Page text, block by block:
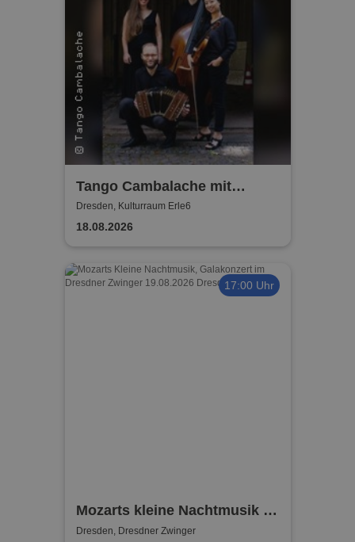
Tango Cambalache mit
Milonga Los Puentes
Dresden, Kulturraum Erle6
18.08.2026
17:00 Uhr
Mozarts kleine Nachtmusik I
DRESDNER RESIDENZ
Dresden, Dresdner Zwinger